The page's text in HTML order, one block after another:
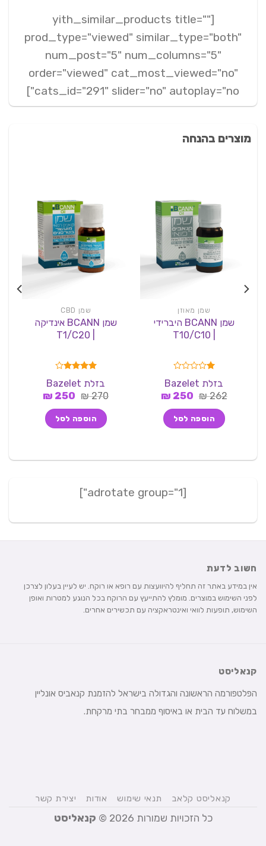
[yith_similar_products title=""
prod_type="viewed" similar_type="both"
num_post="5" num_columns="5"
order="viewed" cat_most_viewed="no"
cats_id="291" slider="no" autoplay="no"]
מוצרים בהנחה
שמן מאוזן
שמן BCANN היברידי
1.00
מתוך
בזלת Bazelet
262
₪ המחיר
היה:
262 ₪.
250
₪המחיר
הוא:
250 ₪.
הוספה לסל
שמן CBD
שמן BCANN אינדיקה
דורג
4.00
מתוך 5
בזלת Bazelet
270
₪ המחיר
היה:
270 ₪.
250
₪המחיר
הוא:
250 ₪.
הוספה לסל
חשוב לדעת
אין במידע באתר זה תחליף להיוועצות עם רופא או רוקח. יש לעיין בעלון לצרכן
לפני השימוש במוצרים. מומלץ להתייעץ עם הרוקח בכל הנוגע למטרות ואופן
השימוש, תופעות לוואי ואינטראקציה עם תכשירים אחרים.
קנאליסט
הפלטפורמה הראשונה והגדולה בישראל להזמנת קנאביס אונליין
במשלוח עד הבית או באיסוף ממבחר בתי מרקחת.
קנאליסט קלאב תנאי שימוש אודות יצירת קשר
כל הזכויות שמורות 2026 © קנאליסט